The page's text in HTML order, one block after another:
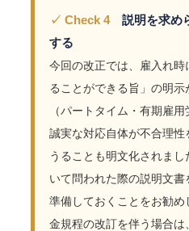
✓ Check 4説明を求め
する
今回の改正では、雇入れ
ることができる旨」の明
（パートタイム・有期雇
誠実な対応自体が不合理性
うることも明文化されま
いて問われた際の説明文
準備しておくことをお勧
金規程の改訂を伴う場合は、